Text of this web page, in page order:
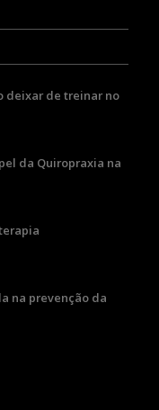
deixar de treinar no
da Quiropraxia na
na prevenção da